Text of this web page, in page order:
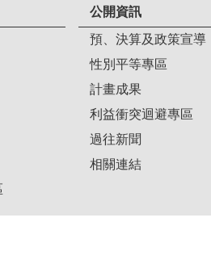
公開資訊
預、決算及政策宣導
性別平等專區
計畫成果
利益衝突迴避專區
過往新聞
相關連結